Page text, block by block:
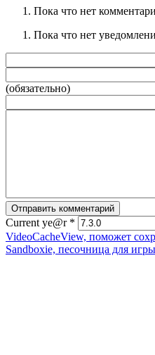
Пока что нет
Пока что нет
(обязательно)
Current ye@r *
VideoCacheView, поможет
Sandboxie, песочница для